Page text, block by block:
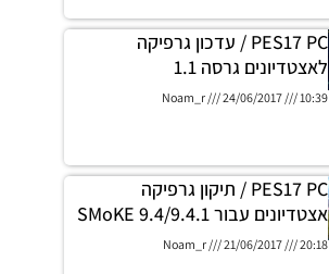
PES17 PC / עדכון גרפיקה
לאצטדיונים גרסה 1.1
Noam_r 24/06/2017 10:39
PES17 PC / תיקון גרפיקה
אצטדיונים עבור SMoKE 9.4/9.4.1
Noam_r 21/06/2017 20:18